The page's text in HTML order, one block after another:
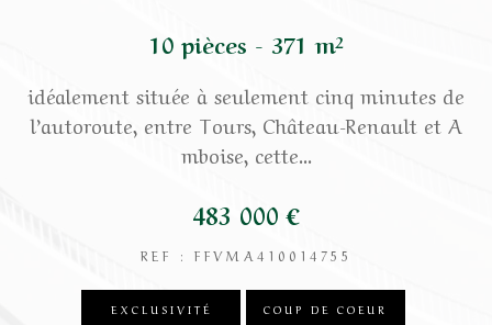
10 pièces - 371 m²
située à seulement cinq minutes de
entre Tours, Château-Renault et A
mboise, cette...
483 000 €
REF : FFVMA410014755
EXCLUSIVITÉ COUP DE COEUR
Coup
jardin